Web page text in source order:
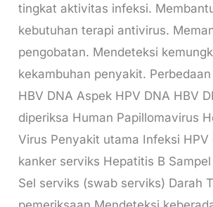
tingkat aktivitas infeksi.
kebutuhan terapi antivirus.
pengobatan. Mendeteksi
kekambuhan penyakit.
HBV DNA Aspek HPV DNA HBV
diperiksa Human Papillomavirus
Virus Penyakit utama Infeksi HPV
kanker serviks Hepatitis B
Sel serviks (swab serviks) Darah